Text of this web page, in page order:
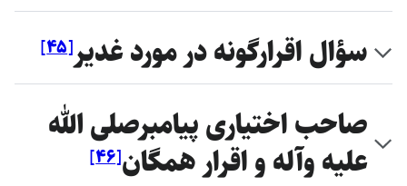
سؤال اقرارگونه در مورد غدير[۴۵]
صاحب اختيارى پيامبرصلى الله
عليه وآله و اقرار همگان[۴۶]